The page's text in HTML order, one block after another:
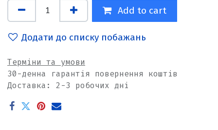
Add to cart
Додати до списку побажань
Терміни та умови
30-денна гарантія повернення коштів
Доставка: 2-3 робочих дні